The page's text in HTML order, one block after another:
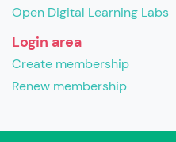
Open Digital Learning Labs
Login area
Create membership
Renew membership